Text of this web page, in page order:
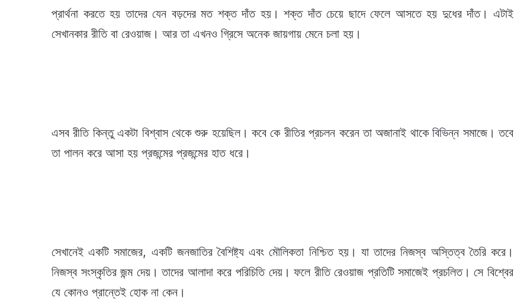
প্রার্থনা করতে হয় তাদের যেন বড়দের মত শক্ত দাঁত হয়। শক্ত দাঁত চেয়ে ছাদে ফেলে আসতে হয় দুধের দাঁত। এটাই
সেখানকার রীতি বা রেওয়াজ। আর তা এখনও গ্রিসে অনেক জায়গায় মেনে চলা হয়।
এসব রীতি কিন্তু একটা বিশ্বাস থেকে শুরু হয়েছিল। কবে কে রীতির প্রচলন করেন তা অজানাই থাকে বিভিন্ন সমাজে। তবে
তা পালন করে আসা হয় প্রজন্মের প্রজন্মের হাত ধরে।
সেখানেই একটি সমাজের, একটি জনজাতির বৈশিষ্ট্য এবং মৌলিকতা নিশ্চিত হয়। যা তাদের নিজস্ব অস্তিত্ব তৈরি করে।
নিজস্ব সংস্কৃতির জন্ম দেয়। তাদের আলাদা করে পরিচিতি দেয়। ফলে রীতি রেওয়াজ প্রতিটি সমাজেই প্রচলিত। সে বিশ্বের
যে কোনও প্রান্তেই হোক না কেন।